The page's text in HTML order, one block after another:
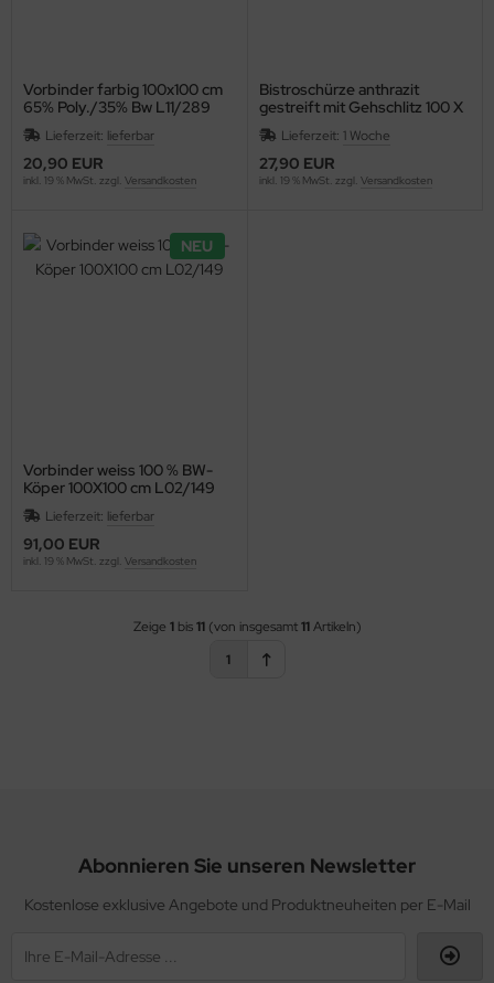
Vorbinder farbig 100x100 cm
65% Poly./35% Bw L11/289
Lieferzeit: lieferbar
20,90 EUR
inkl. 19 % MwSt. zzgl. Versandkosten
Bistroschürze anthrazit
gestreift mit Gehschlitz 100 X
90 cm
Lieferzeit: 1 Woche
27,90 EUR
inkl. 19 % MwSt. zzgl. Versandkosten
NEU
Vorbinder weiss 100 % BW-
Köper 100X100 cm L02/149
Lieferzeit: lieferbar
91,00 EUR
inkl. 19 % MwSt. zzgl. Versandkosten
Zeige 1bis11(von insgesamt11Artikeln)
1
Abonnieren Sie unseren Newsletter
Kostenlose exklusive Angebote und Produktneuheiten per E-Mail